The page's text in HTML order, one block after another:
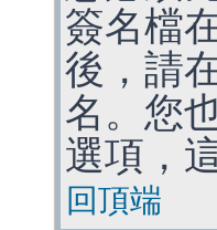
簽名檔
後，請
名。您
選項，
回頂端